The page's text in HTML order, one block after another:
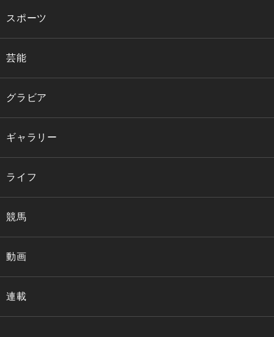
スポーツ
芸能
グラビア
ギャラリー
ライフ
競馬
動画
連載